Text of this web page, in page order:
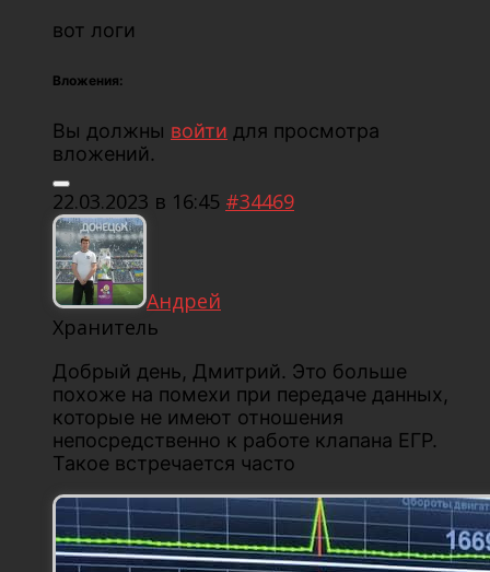
вот логи
Вложения:
Вы должны войти для просмотра
вложений.
22.03.2023 в 16:45 #34469
Андрей
Хранитель
Добрый день, Дмитрий. Это больше
похоже на помехи при передаче данных,
которые не имеют отношения
непосредственно к работе клапана ЕГР.
Такое встречается часто